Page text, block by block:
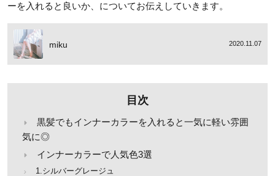
ーを入れると良いか、についてお伝えしていきます。
miku 2020.11.07
目次
黒髪でもインナーカラーを入れると一気に軽い雰囲
気に◎
インナーカラーで人気色3選
1.シルバーグレージュ